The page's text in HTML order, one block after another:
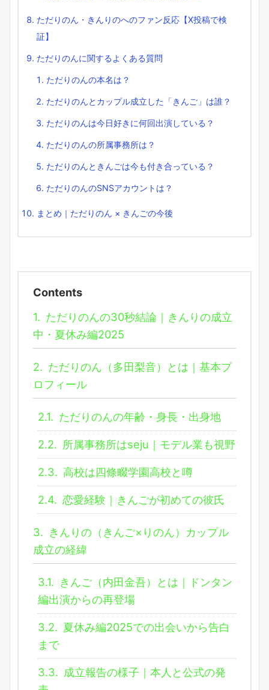
ただりのん・きんりのへのファン反応【X投稿で検
証】
ただりのんに関するよくある質問
ただりのんの本名は？
ただりのんとカップル成立した「きんご」は誰？
ただりのんは今日好きに何回出演している？
ただりのんの所属事務所は？
ただりのんときんごは今も付き合っている？
ただりのんのSNSアカウントは？
まとめ｜ただりのん × きんごの今後
Contents
1. ただりのんの30秒結論｜きんりの成立
中・夏休み編2025
2. ただりのん（多田梨音）とは｜基本プ
ロフィール
2.1. ただりのんの年齢・身長・出身地
2.2. 所属事務所はseju｜モデル業も視野
2.3. 高校は四條畷学園高校と噂
2.4. 恋愛経験｜きんごが初めての彼氏
3. きんりの（きんご×りのん）カップル
成立の経緯
3.1. きんご（内田金吾）とは｜ドンタン
編出演からの再登場
3.2. 夏休み編2025での出会いから告白
まで
3.3. 成立報告の様子｜本人と公式の発